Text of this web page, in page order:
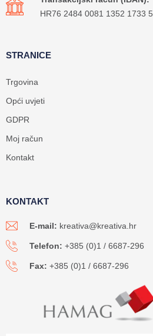
HR76 2484 0081 1352 1733 5
STRANICE
Trgovina
Opći uvjeti
GDPR
Moj račun
Kontakt
KONTAKT
E-mail: kreativa@kreativa.hr
Telefon: +385 (0)1 / 6687-296
Fax: +385 (0)1 / 6687-296